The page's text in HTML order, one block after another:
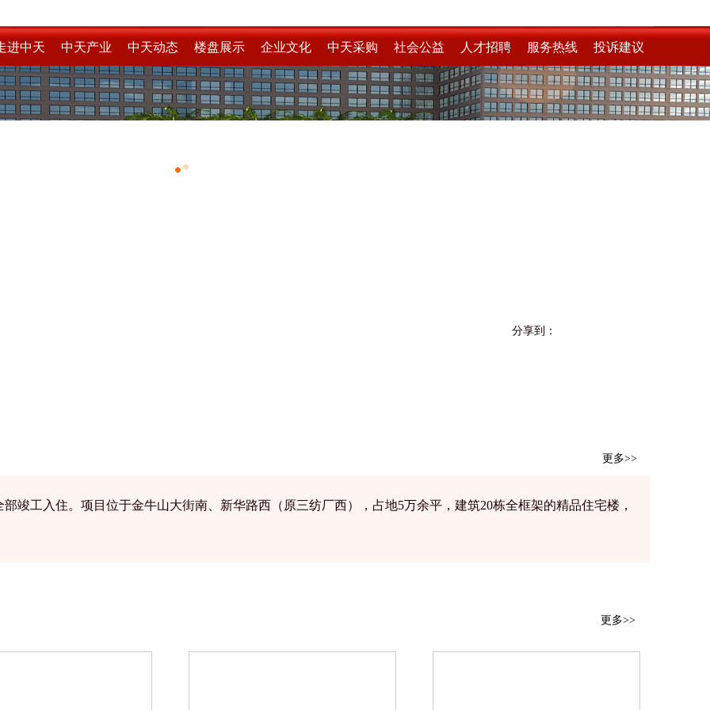
进中天 中天产业 中天动态 楼盘展示 企业文化 中天采购 社会公益 人才招聘 服务热线 投诉建议
分享到：
更多>>
竣工入住。项目位于金牛山大街南、新华路西（原三纺厂西），占地5万余平，建筑20栋全框架的精品住宅楼，
更多>>